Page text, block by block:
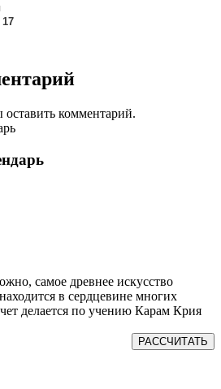
17
оставить комментарий.
самое древнее искусство
в сердцевине многих
делается по учению Карам Крия
РАССЧИТАТЬ